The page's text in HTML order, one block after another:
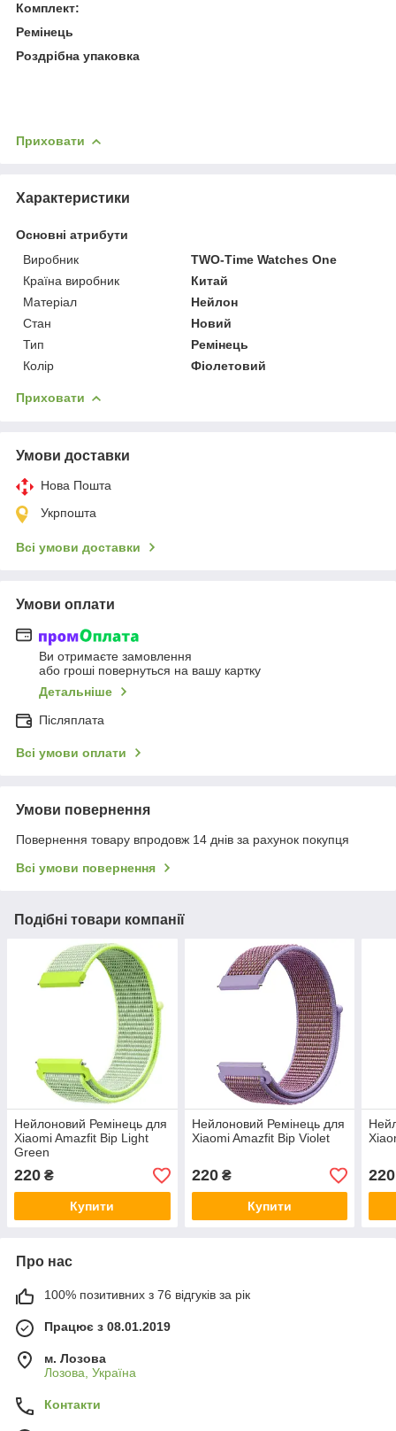
Комплект:
Ремінець
Роздрібна упаковка
Приховати
Характеристики
Основні атрибути
Виробник
TWO-Time Watches One
Країна виробник
Китай
Матеріал
Нейлон
Стан
Новий
Тип
Ремінець
Колір
Фіолетовий
Приховати
Умови доставки
Нова Пошта
Укрпошта
Всі умови доставки
Умови оплати
Ви отримаєте замовлення
або гроші повернуться на вашу картку
Детальніше
Післяплата
Всі умови оплати
Умови повернення
Повернення товару впродовж 14 днів за рахунок покупця
Всі умови повернення
Подібні товари компанії
Нейлоновий Ремінець для
Xiaomi Amazfit Bip Light
Green
220 ₴
Купити
Нейлоновий Ремінець для
Xiaomi Amazfit Bip Violet
220₴
Купити
220
Про нас
100% позитивних з 76 відгуків за рік
Працює з 08.01.2019
м. Лозова
Лозова, Україна
Контакти